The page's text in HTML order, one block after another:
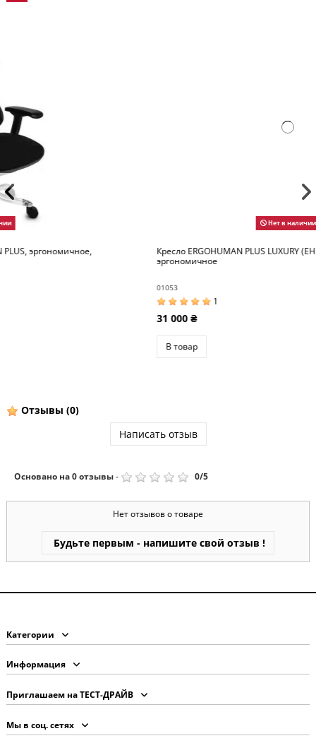
Кресло ERGOHUMAN PLUS LUXURY (EHPL-AG-HAM, ZB7)
Отзывы (0)
Написать отзыв
Основано на0отзывы- 0/5
Нет отзывов о товаре
Будьте первым - напишите свой отзыв !
Категории
Информация
Приглашаем на ТЕСТ-ДРАЙВ
Мы в соц. сетях